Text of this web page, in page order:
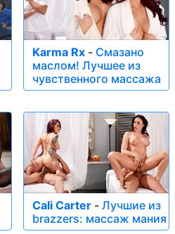
Karma Rx - Смазано
маслом! Лучшее из
чувственного массажа
Cali Carter - Лучшие из
brazzers: массаж мания